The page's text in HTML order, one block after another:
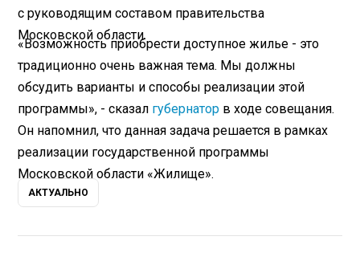
с руководящим составом правительства
Московской области.
«Возможность приобрести доступное жилье - это
традиционно очень важная тема. Мы должны
обсудить варианты и способы реализации этой
программы», - сказал губернатор в ходе совещания.
Он напомнил, что данная задача решается в рамках
реализации государственной программы
Московской области «Жилище».
АКТУАЛЬНО